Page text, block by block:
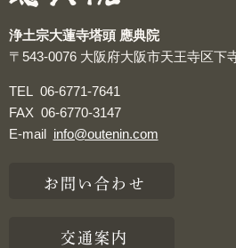
浄土宗大蓮寺塔頭 應典院
〒543-0076 大阪府大阪市天王寺区下
TEL 06-6771-7641
FAX 06-6770-3147
E-mail info@outenin.com
お問い合わせ
交通案内